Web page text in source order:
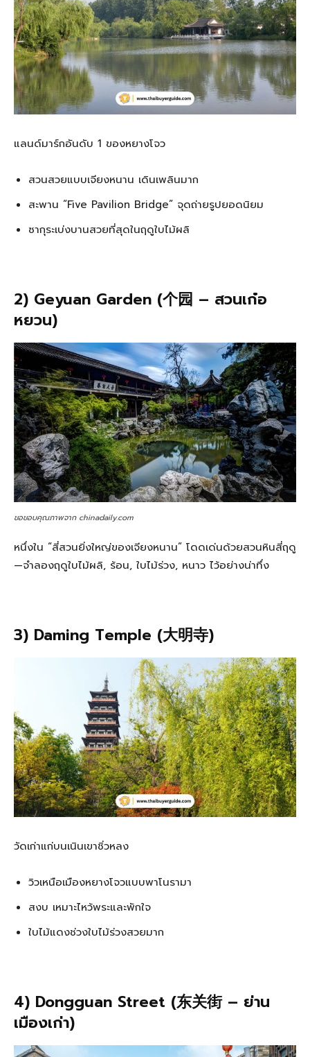
แลนด์มาร์กอันดับ 1 ของหยางโจว
สวนสวยแบบเจียงหนาน เดินเพลินมาก
สะพาน “Five Pavilion Bridge” จุดถ่ายรูปยอดนิยม
ซากุระเบ่งบานสวยที่สุดในฤดูใบไม้ผลิ
2) Geyuan Garden (个园 – สวนเก๋อ
หยวน)
ขอขอบคุณภาพจาก chinadaily.com
หนึ่งใน “สี่สวนยิ่งใหญ่ของเจียงหนาน” โดดเด่นด้วยสวนหินสี่ฤดู
—จำลองฤดูใบไม้ผลิ, ร้อน, ใบไม้ร่วง, หนาว ไว้อย่างน่าทึ่ง
3) Daming Temple (大明寺)
วัดเก่าแก่บนเนินเขาชิ่วหลง
วิวเหนือเมืองหยางโจวแบบพาโนรามา
สงบ เหมาะไหว้พระและพักใจ
ใบไม้แดงช่วงใบไม้ร่วงสวยมาก
4) Dongguan Street (东关街 – ย่าน
เมืองเก่า)